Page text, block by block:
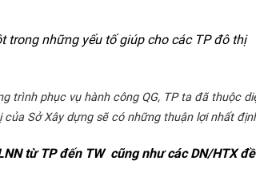
trong những yếu tố giúp cho các TP đô thị
trình phục vụ hành công QG, TP ta đã thuộc
Sở Xây dựng sẽ có những thuận lợi nhất
từ TP đến TW cũng như các DN/HTX